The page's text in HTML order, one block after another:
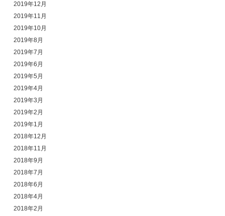
2019年12月
2019年11月
2019年10月
2019年8月
2019年7月
2019年6月
2019年5月
2019年4月
2019年3月
2019年2月
2019年1月
2018年12月
2018年11月
2018年9月
2018年7月
2018年6月
2018年4月
2018年2月